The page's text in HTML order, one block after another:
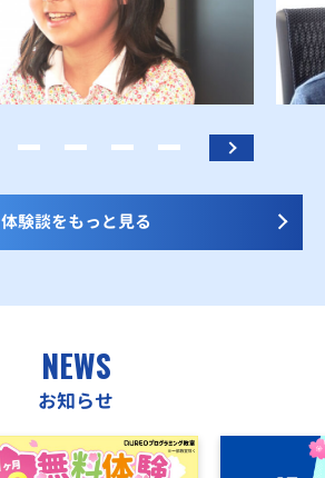
体験談をもっと見る
NEWS
お知らせ